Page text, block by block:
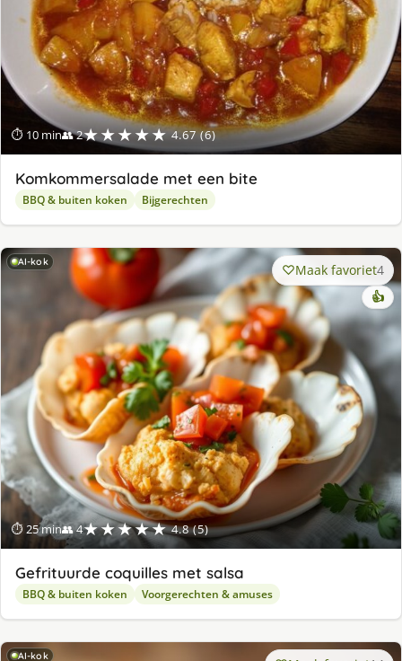
⏱ 10 min👥 2★★★★★ 4.67 (6)
Komkommersalade met een bite
BBQ & buiten koken Bijgerechten
AI-kok
⏱ 25 min👥 4★★★★★ 4.8 (5)
Maak favoriet4
👍
Gefrituurde coquilles met salsa
BBQ & buiten koken Voorgerechten & amuses
AI-kok